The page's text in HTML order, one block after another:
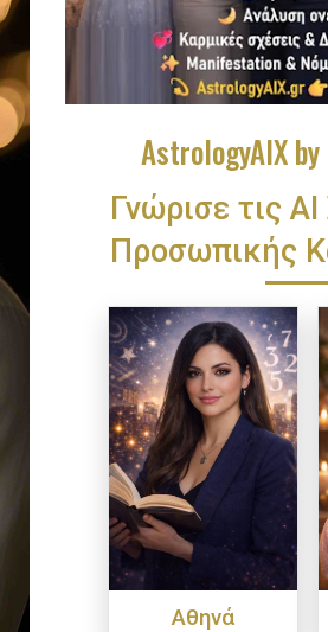
AstrologyAIX
Γνώρισε τις
Προσωπικής
Αθηνά